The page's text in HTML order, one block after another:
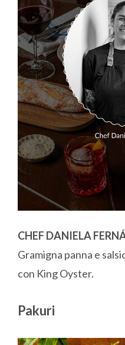
CHEF DANIELA
Gramigna panna e
con King Oyster.
Pakuri